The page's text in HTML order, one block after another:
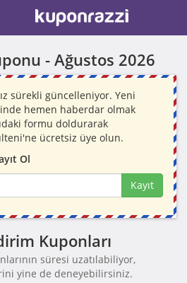
- Ağustos 2026
sürekli güncelleniyor. Yeni
hemen haberdar olmak
formu doldurarak
ücretsiz üye olun.
Ol
Kayıt
Kuponları
süresi uzatılabiliyor,
yine de deneyebilirsiniz.